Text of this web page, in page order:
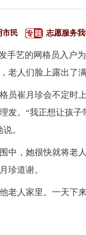
市民 志愿服务
艺的网格员入户
老人们脸上露出了满
崔月珍会不定时
发。“我正想让孩子
。
，她很快就将老人
珍道谢。
人家里。一天下